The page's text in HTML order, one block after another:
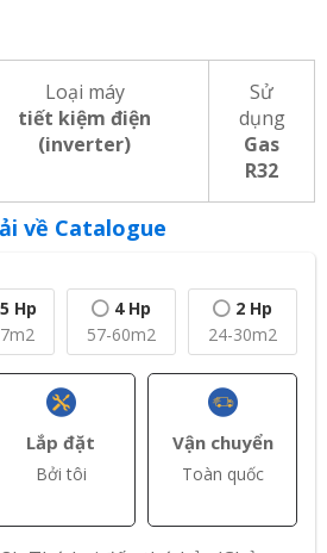
Loại máy
tiết kiệm điện
(inverter)
Sử
dụng
Gas
R32
về Catalogue
Hp
4 Hp
57-60m2
2 Hp
24-30m2
Lắp đặt
Bởi tôi
Vận chuyển
Toàn quốc